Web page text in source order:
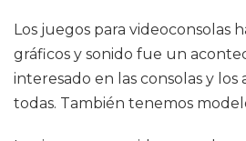
Los juegos para
gráficos y sonido fue un
interesado en las consolas y los
todas. También tenemos